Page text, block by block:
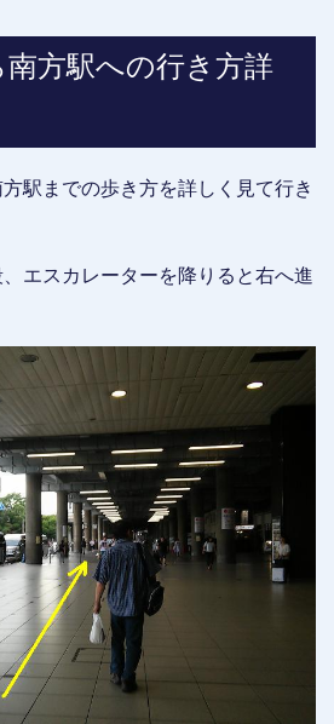
方駅への行き方詳
駅までの歩き方を詳しく見て行き
エスカレーターを降りると右へ進